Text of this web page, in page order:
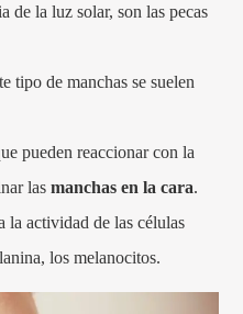
de la luz solar, son las pecas
tipo de manchas se suelen
pueden reaccionar con la
lasmanchas en la cara.
la actividad de las células
los melanocitos.